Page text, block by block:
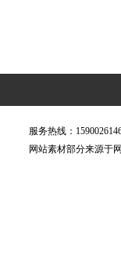
服务热线：
网站素材部分来源于